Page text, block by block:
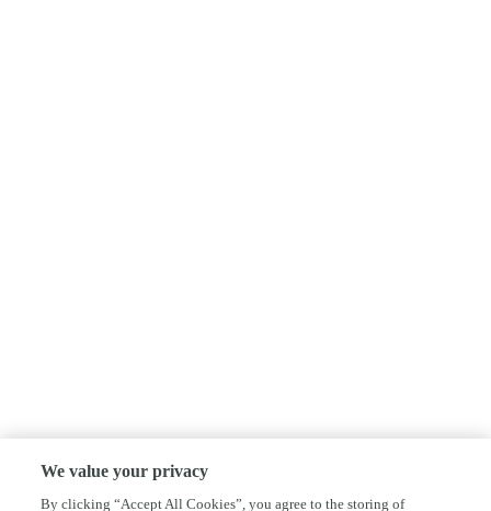
We value your privacy
By clicking “Accept All Cookies”, you agree to the storing of